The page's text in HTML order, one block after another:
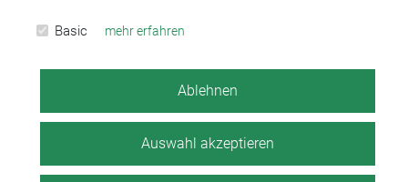
Basic mehr erfahren
Ablehnen
Auswahl akzeptieren
Beratung und Vertretung von Mandanten in allen